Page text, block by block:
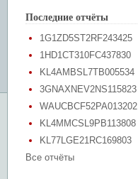
Последние отчёты
1G1ZD5ST2RF243425
1HD1CT310FC437830
KL4AMBSL7TB005534
3GNAXNEV2NS115823
WAUCBCF52PA013202
KL4MMCSL9PB113808
KL77LGE21RC169803
Все отчёты